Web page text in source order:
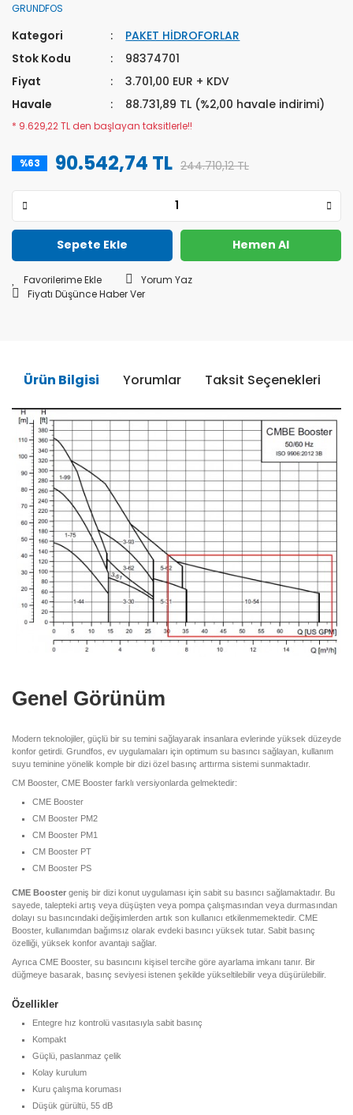
GRUNDFOS
Kategori
PAKET HİDROFORLAR
Stok Kodu
98374701
Fiyat
3.701,00 EUR + KDV
Havale
88.731,89 TL (%2,00 havale indirimi)
* 9.629,22 TL den başlayan taksitlerle!!
%63 90.542,74 TL 244.710,12 TL
Sepete Ekle Hemen Al
Yorum Yaz
Fiyatı Düşünce Haber Ver
Ürün Bilgisi Yorumlar Taksit Seçenekleri
Genel Görünüm
Modern teknolojiler, güçlü bir su temini sağlayarak insanlara evlerinde yüksek düzeyde
konfor getirdi. Grundfos, ev uygulamaları için optimum su basıncı sağlayan, kullanım
suyu teminine yönelik komple bir dizi özel basınç arttırma sistemi sunmaktadır.
CM Booster, CME Booster farklı versiyonlarda gelmektedir:
CME Booster
CM Booster PM2
CM Booster PM1
CM Booster PT
CM Booster PS
CME Booster geniş bir dizi konut uygulaması için sabit su basıncı sağlamaktadır. Bu
sayede, talepteki artış veya düşüşten veya pompa çalışmasından veya durmasından
dolayı su basıncındaki değişimlerden artık son kullanıcı etkilenmemektedir. CME
Booster, kullanımdan bağımsız olarak evdeki basıncı yüksek tutar. Sabit basınç
özelliği, yüksek konfor avantajı sağlar.
Ayrıca CME Booster, su basıncını kişisel tercihe göre ayarlama imkanı tanır. Bir
düğmeye basarak, basınç seviyesi istenen şekilde yükseltilebilir veya düşürülebilir.
Özellikler
Entegre hız kontrolü vasıtasıyla sabit basınç
Kompakt
Güçlü, paslanmaz çelik
Kolay kurulum
Kuru çalışma koruması
Düşük gürültü, 55 dB